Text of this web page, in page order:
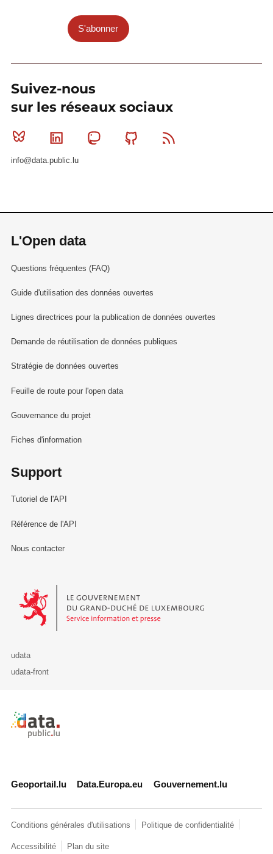
S'abonner
Suivez-nous
sur les réseaux sociaux
Bluesky Linkedin MastodonGithub
info@data.public.lu
L'Open data
Questions fréquentes (FAQ)
Guide d'utilisation des données ouvertes
Lignes directrices pour la publication de données ouvertes
Demande de réutilisation de données publiques
Stratégie de données ouvertes
Feuille de route pour l'open data
Gouvernance du projet
Fiches d'information
Support
Tutoriel de l'API
Référence de l'API
Nous contacter
Le Gouvernement du Grand-Duché de Luxembourg - Service
udata
udata-front
Retour à l'accueil de data.public.lu
Geoportail.lu Data.Europa.eu Gouvernement.lu
Conditions générales d'utilisations Politique de confidentialité
Accessibilité Plan du site